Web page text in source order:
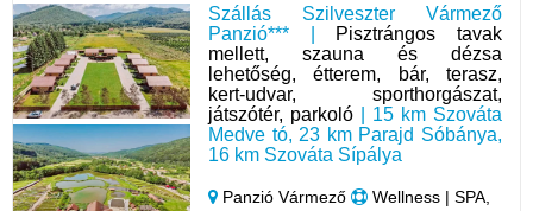
Szállás Szilveszter Vármező
Panzió*** | Pisztrángos tavak
mellett, szauna és dézsa
lehetőség, étterem, bár, terasz,
kert-udvar, sporthorgászat,
játszótér, parkoló | 15 km Szováta
Medve tó, 23 km Parajd Sóbánya,
16 km Szováta Sípálya
Panzió Vármező
Wellness | SPA,